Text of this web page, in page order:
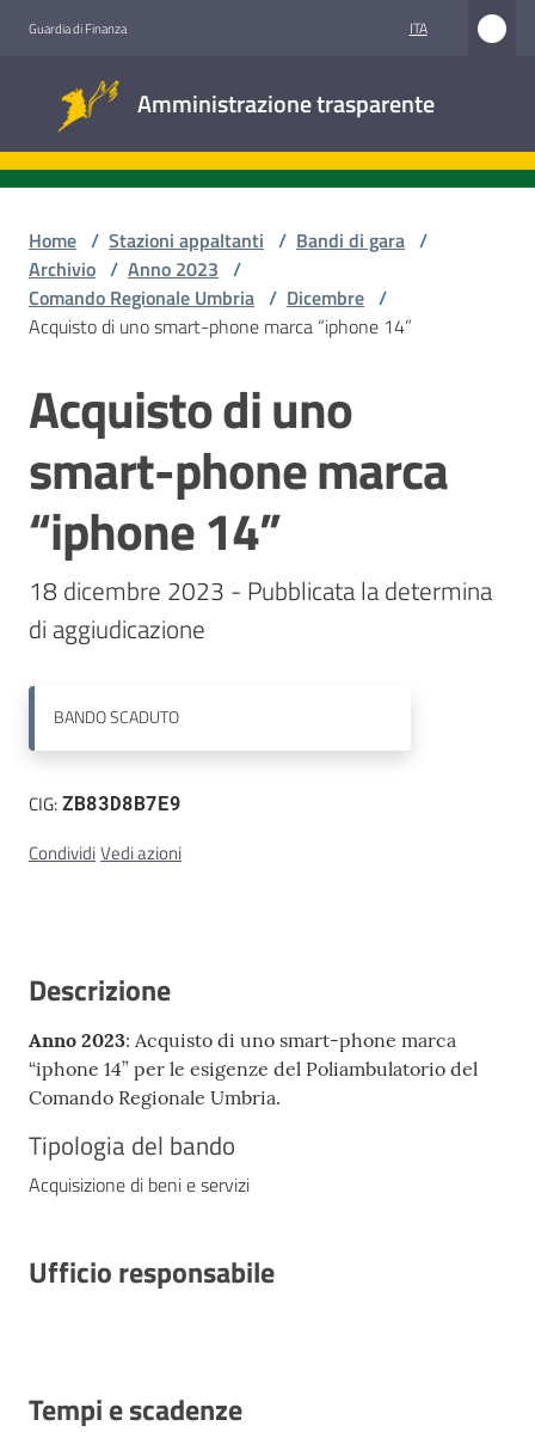
Guardia di Finanza ITA
Amministrazione trasparente
trasparente
Accesso
civico
Stazioni
appaltanti
Contatti
Home / Stazioni appaltanti / Bandi di gara /
Archivio / Anno 2023 /
Comando Regionale Umbria / Dicembre /
Acquisto di uno smart-phone marca “iphone 14”
Salta al contenuto
Acquisto di uno
smart-phone marca
“iphone 14”
18 dicembre 2023 - Pubblicata la determina
di aggiudicazione
BANDOSCADUTO
CIG:ZB83D8B7E9
CondividiVedi azioni
Descrizione
Anno 2023: Acquisto di uno smart-phone marca
“iphone 14” per le esigenze del Poliambulatorio del
Comando Regionale Umbria.
Tipologia del bando
Acquisizione di beni e servizi
Ufficio responsabile
Tempi e scadenze